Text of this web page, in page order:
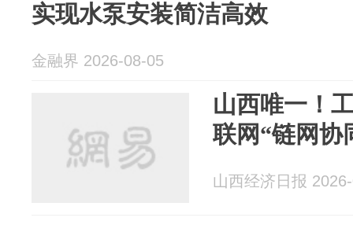
实现水泵安装简洁高效
金融界 2026-08-05
山西唯一！
联网“链网协
山西经济日报